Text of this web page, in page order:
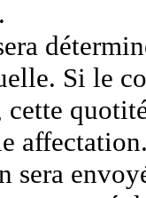
Si le
cette
sera